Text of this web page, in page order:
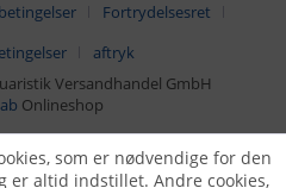
Fortrydelsesret
aftryk
Versandhandel GmbH
Onlineshop
som er nødvendige for den
er altid indstillet. Andre cookies,